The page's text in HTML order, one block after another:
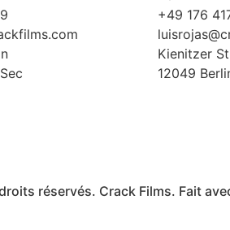
+49 176
Kienitzer
12049
réservés. Crack Films. Fait